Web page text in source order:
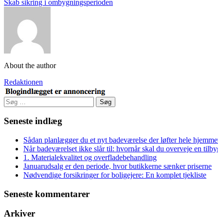
Skab sikring i ombygningsperioden
About the author
Redaktionen
Søg
efter:
Seneste indlæg
Sådan planlægger du et nyt badeværelse der løfter hele
Når badeværelset ikke slår til: hvornår skal du overveje en
1. Materialekvalitet og overfladebehandling
Januarudsalg er den periode, hvor butikkerne sænker priserne
Nødvendige forsikringer for boligejere: En komplet tjekliste
Seneste kommentarer
Arkiver